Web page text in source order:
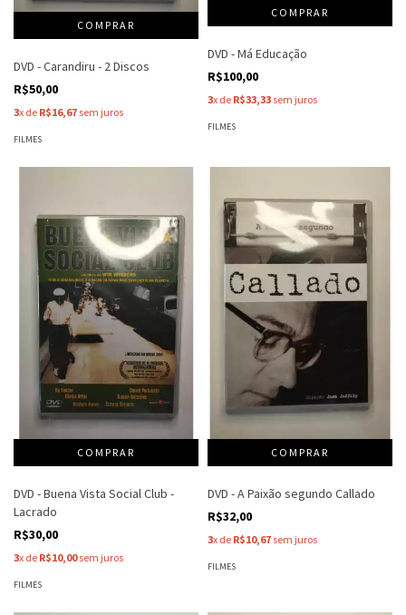
DVD - Carandiru - 2 Discos
R$50,00
3x de R$16,67 sem juros
FILMES
DVD - Má Educação
R$100,00
3x de R$33,33 sem juros
FILMES
DVD - Buena Vista Social Club -
Lacrado
R$30,00
3x de R$10,00sem juros
FILMES
DVD - A Paixão segundo Callado
R$32,00
3x de R$10,67 sem juros
FILMES